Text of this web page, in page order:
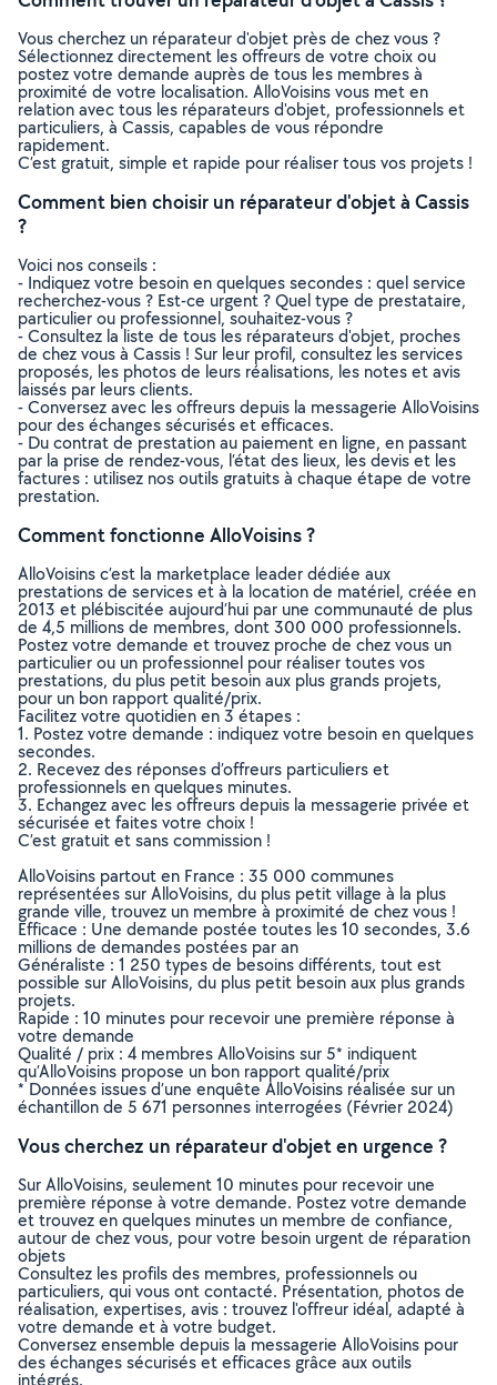
Vous cherchez un réparateur d'objet près de chez vous ?
Sélectionnez directement les offreurs de votre choix ou
postez votre demande auprès de tous les membres à
proximité de votre localisation. AlloVoisins vous met en
relation avec tous les réparateurs d'objet, professionnels et
particuliers, à Cassis, capables de vous répondre
rapidement.
C’est gratuit, simple et rapide pour réaliser tous vos projets !
Comment bien choisir un réparateur d'objet à Cassis
?
Voici nos conseils :
- Indiquez votre besoin en quelques secondes : quel service
recherchez-vous ? Est-ce urgent ? Quel type de prestataire,
particulier ou professionnel, souhaitez-vous ?
- Consultez la liste de tous les réparateurs d'objet, proches
de chez vous à Cassis ! Sur leur profil, consultez les services
proposés, les photos de leurs réalisations, les notes et avis
laissés par leurs clients.
- Conversez avec les offreurs depuis la messagerie AlloVoisins
pour des échanges sécurisés et efficaces.
- Du contrat de prestation au paiement en ligne, en passant
par la prise de rendez-vous, l’état des lieux, les devis et les
factures : utilisez nos outils gratuits à chaque étape de votre
prestation.
Comment fonctionne AlloVoisins ?
AlloVoisins c’est la marketplace leader dédiée aux
prestations de services et à la location de matériel, créée en
2013 et plébiscitée aujourd’hui par une communauté de plus
de 4,5 millions de membres, dont 300 000 professionnels.
Postez votre demande et trouvez proche de chez vous un
particulier ou un professionnel pour réaliser toutes vos
prestations, du plus petit besoin aux plus grands projets,
pour un bon rapport qualité/prix.
Facilitez votre quotidien en 3 étapes :
1. Postez votre demande : indiquez votre besoin en quelques
secondes.
2. Recevez des réponses d’offreurs particuliers et
professionnels en quelques minutes.
3. Echangez avec les offreurs depuis la messagerie privée et
sécurisée et faites votre choix !
C’est gratuit et sans commission !
AlloVoisins partout en France : 35 000 communes
représentées sur AlloVoisins, du plus petit village à la plus
grande ville, trouvez un membre à proximité de chez vous !
Efficace : Une demande postée toutes les 10 secondes, 3.6
millions de demandes postées par an
Généraliste : 1 250 types de besoins différents, tout est
possible sur AlloVoisins, du plus petit besoin aux plus grands
projets.
Rapide : 10 minutes pour recevoir une première réponse à
votre demande
Qualité / prix : 4 membres AlloVoisins sur 5* indiquent
qu’AlloVoisins propose un bon rapport qualité/prix
* Données issues d’une enquête AlloVoisins réalisée sur un
échantillon de 5 671 personnes interrogées (Février 2024)
Vous cherchez un réparateur d'objet en urgence ?
Sur AlloVoisins, seulement 10 minutes pour recevoir une
première réponse à votre demande. Postez votre demande
et trouvez en quelques minutes un membre de confiance,
autour de chez vous, pour votre besoin urgent de réparation
objets
Consultez les profils des membres, professionnels ou
particuliers, qui vous ont contacté. Présentation, photos de
réalisation, expertises, avis : trouvez l'offreur idéal, adapté à
votre demande et à votre budget.
Conversez ensemble depuis la messagerie AlloVoisins pour
des échanges sécurisés et efficaces grâce aux outils
intégrés.